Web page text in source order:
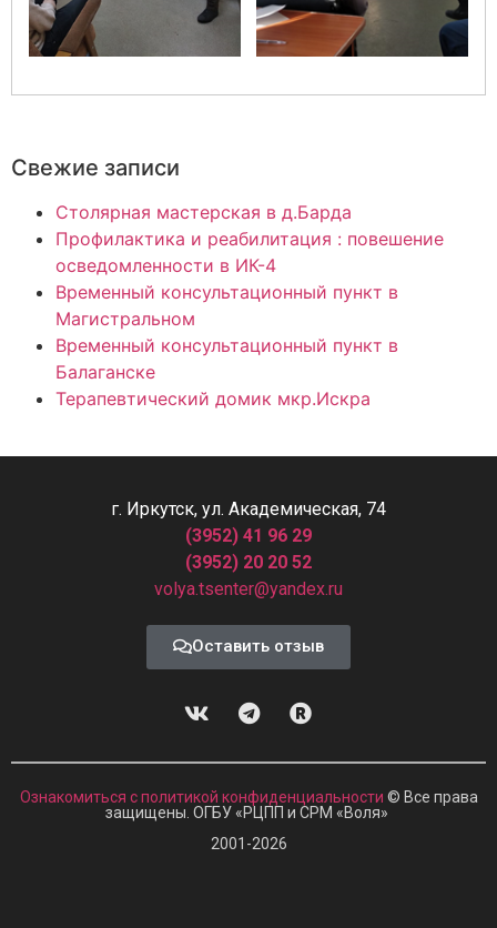
Свежие записи
Столярная мастерская в д.Барда
Профилактика и реабилитация : повешение
осведомленности в ИК-4
Временный консультационный пункт в
Магистральном
Временный консультационный пункт в
Балаганске
Терапевтический домик мкр.Искра
г. Иркутск, ул. Академическая, 74
(3952) 41 96 29
(3952) 20 20 52
volya.tsenter@yandex.ru
Оставить отзыв
Ознакомиться с политикой конфиденциальности © Все права
защищены. ОГБУ «РЦПП и СРМ «Воля»
2001-2026